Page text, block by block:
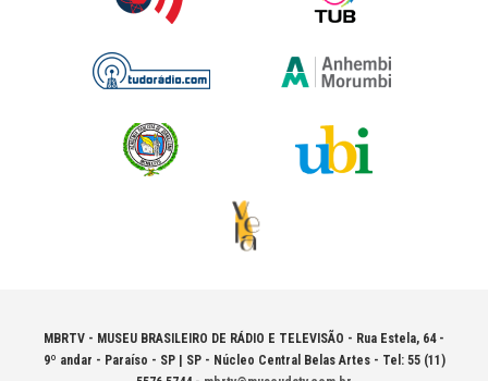
MBRTV - MUSEU BRASILEIRO DE RÁDIO E TELEVISÃO - Rua Estela, 64 -
9º andar - Paraíso - SP | SP - Núcleo Central Belas Artes - Tel: 55 (11)